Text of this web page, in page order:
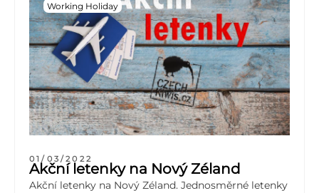
Working Holiday
01/03/2022
Akční letenky na Nový Zéland
Akční letenky na Nový Zéland. Jednosměrné letenky